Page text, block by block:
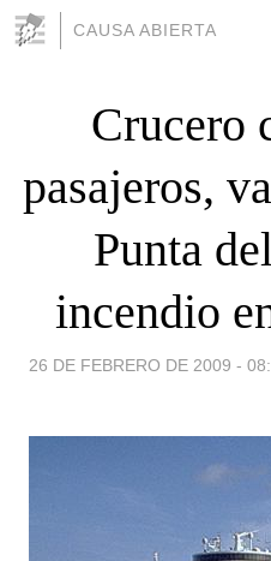
CAUSA ABIERTA
Crucero
pasajeros,
Punta
incendio
26 DE FEBRERO DE 2009 -